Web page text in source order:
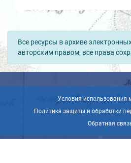
Все ресурсы в архиве
авторским правом, все права
Условия использования
Политика защиты и обработки
Обратная